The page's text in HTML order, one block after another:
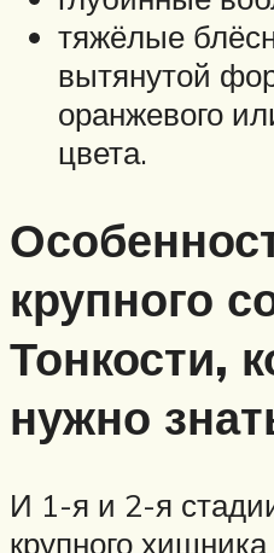
тяжёлые
вытянутой
оранжевого
цвета.
крупного
Тонкости,
нужно
И 1-я и 2-я
крупного